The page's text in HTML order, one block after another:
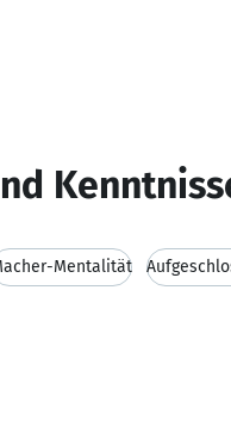
Mentalität